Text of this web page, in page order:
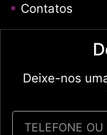
Contatos
Deixe-nos